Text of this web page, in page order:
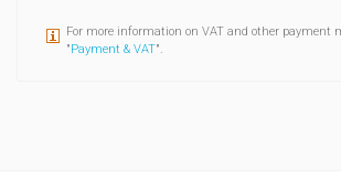
For more information on VAT and other payment
"Payment & VAT".